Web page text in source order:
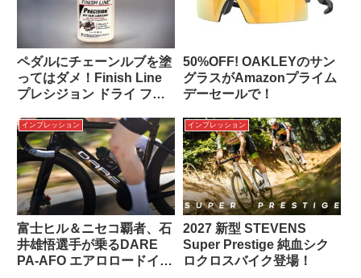
ペダルにチェーンルブを塗
ってはダメ！Finish Line
プレシジョン ドライ フィ
テ
50%OFF! OAKLEYのサン
グラスがAmazonプライム
デーセールで！
インプレッション
富士ヒル＆ニセコ覇者、石
井雄悟選手が乗るDARE
PA-AFO エアロロードイン
インプレッション
2027 新型 STEVENS
Super Prestige 純血シク
ロクロスバイク登場！